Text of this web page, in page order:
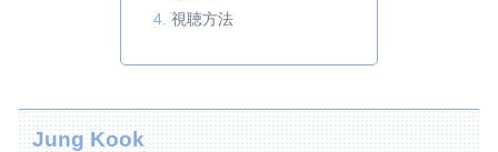
視聴方法
Jung Kook